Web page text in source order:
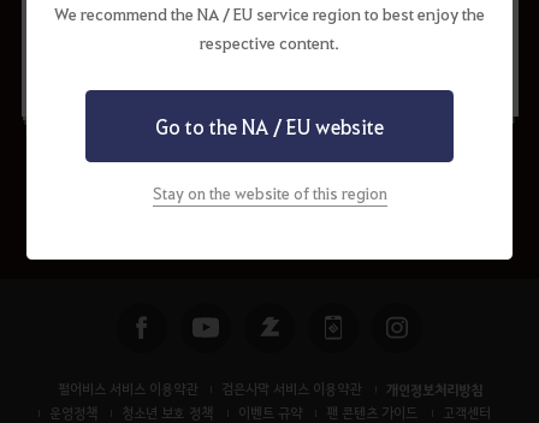
We recommend the NA / EU service region to best enjoy the
respective content.
Go to the NA / EU website
Stay on the website of this region
수정 요청하기
펄어비스 서비스 이용약관 검은사막 서비스 이용약관 개인정보처리방침
운영정책 청소년 보호 정책 이벤트 규약 팬 콘텐츠 가이드
고객센터